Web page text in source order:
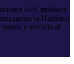
API, módulos
tu HubSpot
y servicio al